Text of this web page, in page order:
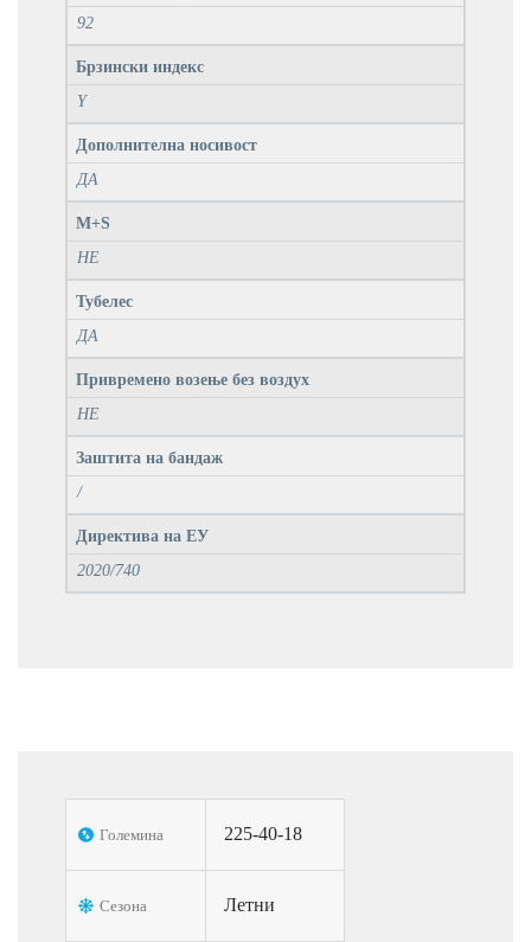
92
Брзински индекс
Y
Дополнителна носивост
ДА
M+S
НЕ
Тубелес
ДА
Привремено возење без воздух
НЕ
Заштита на бандаж
/
Директива на ЕУ
2020/740
Големина 225-40-18
Сезона Летни